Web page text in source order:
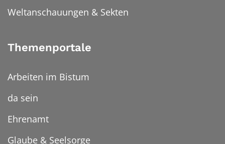
Weltanschauungen & Sekten
Themenportale
Arbeiten im Bistum
da sein
Ehrenamt
Glaube & Seelsorge